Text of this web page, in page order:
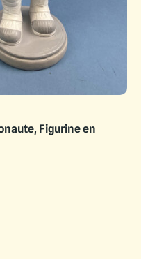
Figurine en